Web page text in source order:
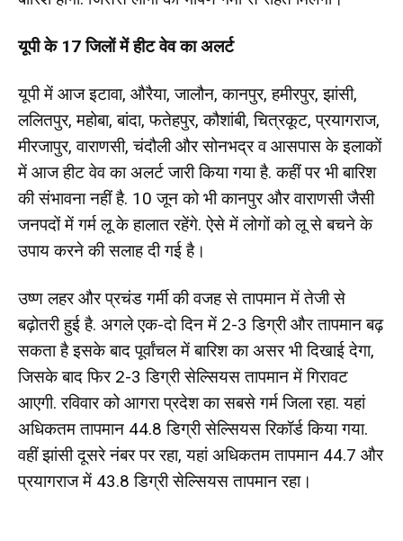
यूपी के 17 जिलों में हीट वेव का अलर्ट
यूपी में आज इटावा, औरैया, जालौन, कानपुर, हमीरपुर, झांसी,
ललितपुर, महोबा, बांदा, फतेहपुर, कौशांबी, चित्रकूट, प्रयागराज,
मीरजापुर, वाराणसी, चंदौली और सोनभद्र व आसपास के इलाकों
में आज हीट वेव का अलर्ट जारी किया गया है. कहीं पर भी बारिश
की संभावना नहीं है. 10 जून को भी कानपुर और वाराणसी जैसी
जनपदों में गर्म लू के हालात रहेंगे. ऐसे में लोगों को लू से बचने के
उपाय करने की सलाह दी गई है।
उष्ण लहर और प्रचंड गर्मी की वजह से तापमान में तेजी से
बढ़ोतरी हुई है. अगले एक-दो दिन में 2-3 डिग्री और तापमान बढ़
सकता है इसके बाद पूर्वांचल में बारिश का असर भी दिखाई देगा,
जिसके बाद फिर 2-3 डिग्री सेल्सियस तापमान में गिरावट
आएगी. रविवार को आगरा प्रदेश का सबसे गर्म जिला रहा. यहां
अधिकतम तापमान 44.8 डिग्री सेल्सियस रिकॉर्ड किया गया.
वहीं झांसी दूसरे नंबर पर रहा, यहां अधिकतम तापमान 44.7 और
प्रयागराज में 43.8 डिग्री सेल्सियस तापमान रहा।